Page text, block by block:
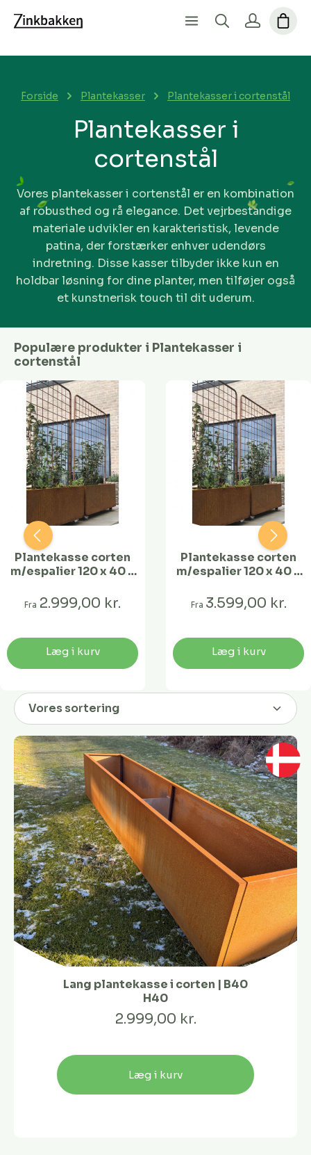
Forside Plantekasser Plantekasser i cortenstål
Plantekasser i
cortenstål
Vores plantekasser i cortenstål er en kombination
af robusthed og rå elegance. Det vejrbestandige
materiale udvikler en karakteristisk, levende
patina, der forstærker enhver udendørs
indretning. Disse kasser tilbyder ikke kun en
holdbar løsning for dine planter, men tilføjer også
et kunstnerisk touch til dit uderum.
Populære produkter i Plantekasser i
cortenstål
Plantekasse corten
m/espalier 120 x 40 x
Fra 2.999,00 kr.
Læg i kurv
Plantekasse corten
m/espalier 120 x 40 x
Fra 3.599,00 kr.
Læg i kurv
Lang plantekasse i corten | B40
H40
2.999,00 kr.
Læg i kurv